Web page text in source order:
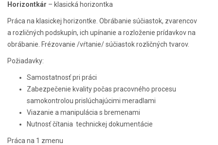
Horizontkár – klasická horizontka
Práca na klasickej horizontke. Obrábanie súčiastok, zvarencov
a rozličných podskupín, ich upínanie a rozloženie prídavkov na
obrábanie. Frézovanie /vŕtanie/ súčiastok rozličných tvarov.
Požiadavky:
Samostatnosť pri práci
Zabezpečenie kvality počas pracovného procesu
samokontrolou prislúchajúcimi meradlami
Viazanie a manipulácia s bremenami
Nutnosť čítania technickej dokumentácie
Práca na 1 zmenu